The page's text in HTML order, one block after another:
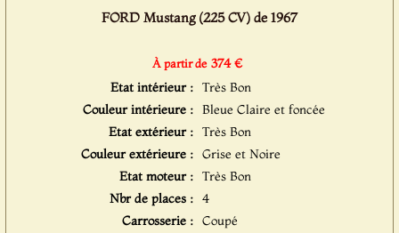
FORD Mustang (225 CV) de 1967
À partir de 374 €
Etat intérieur : Très Bon
Couleur intérieure : Bleue Claire et foncée
Etat extérieur : Très Bon
Couleur extérieure : Grise et Noire
Etat moteur : Très Bon
Nbr de places : 4
Carrosserie : Coupé